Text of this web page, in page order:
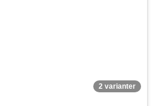
2 varianter